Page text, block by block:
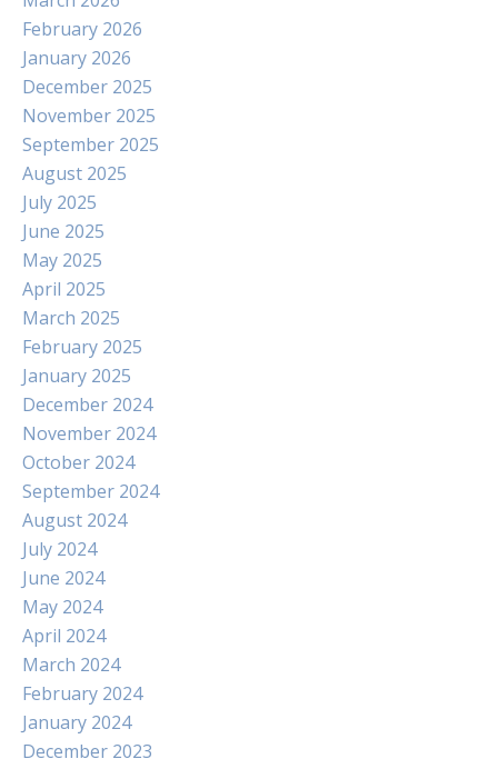
February 2026
January 2026
December 2025
November 2025
September 2025
August 2025
July 2025
June 2025
May 2025
April 2025
March 2025
February 2025
January 2025
December 2024
November 2024
October 2024
September 2024
August 2024
July 2024
June 2024
May 2024
April 2024
March 2024
February 2024
January 2024
December 2023